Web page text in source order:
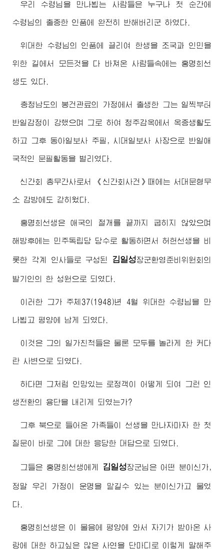
우리 수령님을 만나뵙는 사람들은 누구나 첫 순간에
수령님 의 출중한 인품에 완전히 반해버리군 하였다.
위대한 수령님 의 인품에 끌리여 한생을 조국과 인민을
위한 길에서 모든것을 다 바쳐온 사람들속에는 홍명희선
생도 있다.
충청남도의 봉건관료의 가정에서 출생한 그는 일찍부터
반일감정이 강했으며 그로 하여 청주감옥에서 옥중생활도
하고 그후 동아일보사 주필, 시대일보사 사장으로 반일애
국적인 문필활동을 벌리였다.
신간회 총무간사로서 《신간회사건》때에는 서대문형무
소 감방에도 갇히웠다.
홍명희선생은 애국의 절개를 끝까지 굽히지 않았으며
해방후에는 민주독립당 당수로 활동하면서 허헌선생을 비
롯한 각계 인사들로 구성된 김일성장군환영준비위원회의
발기인의 한 성원으로 되였다.
이러한 그가 주체37(1948)년 4월 위대한 수령님을 만
나뵙고 평양에 남게 되였다.
이것은 그의 일가친척들은 물론 모두를 놀라게 한 커다
란 사변으로 되였다.
하다면 그처럼 인망있는 로정객이 어떻게 되여 그런 인
생전환의 용단을 내리게 되였는가?
그후 북으로 들어온 가족들이 선생을 만나자마자 한 첫
질문이 바로 그에 대한 응당한 대답으로 되였다.
그들은 홍명희선생에게 김일성장군님 은 어떤 분이신가,
정말 우리 가정이 운명을 맡길수 있는 분이신가고 물었
다.
홍명희선생은 이 물음에 평양에 와서 자기가 받아온 사
랑에 대한 하고싶은 많은 사연을 단마디로 이렇게 말해주